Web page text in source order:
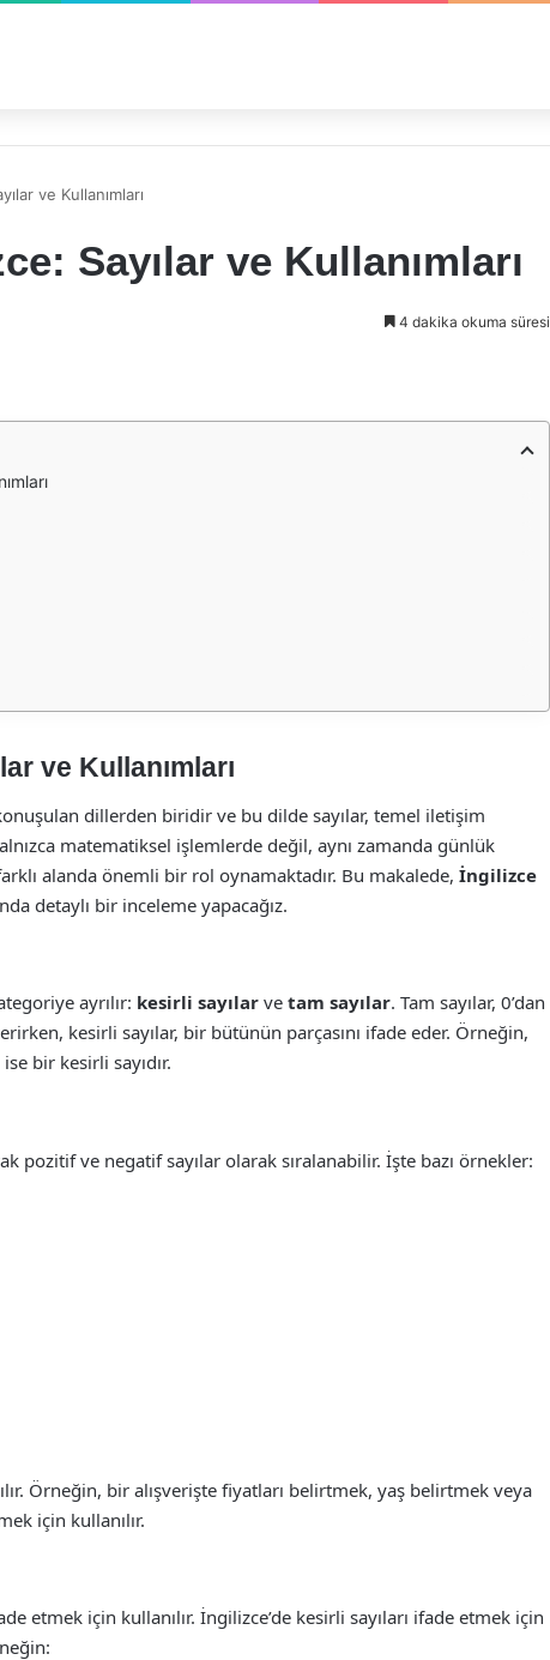
ve Kullanımları
Sayılar ve Kullanımları
4 dakika okuma süresi
ve Kullanımları
dillerden biridir ve bu dilde sayılar, temel iletişim
matematiksel işlemlerde değil, aynı zamanda günlük
alanda önemli bir rol oynamaktadır. Bu makalede, İngilizce
detaylı bir inceleme yapacağız.
ayrılır: kesirli sayılar ve tam sayılar. Tam sayılar, 0’dan
kesirli sayılar, bir bütünün parçasını ifade eder. Örneğin,
ise bir kesirli sayıdır.
pozitif ve negatif sayılar olarak sıralanabilir. İşte bazı örnekler:
Örneğin, bir alışverişte fiyatları belirtmek, yaş belirtmek veya
için kullanılır.
etmek için kullanılır. İngilizce’de kesirli sayıları ifade etmek için